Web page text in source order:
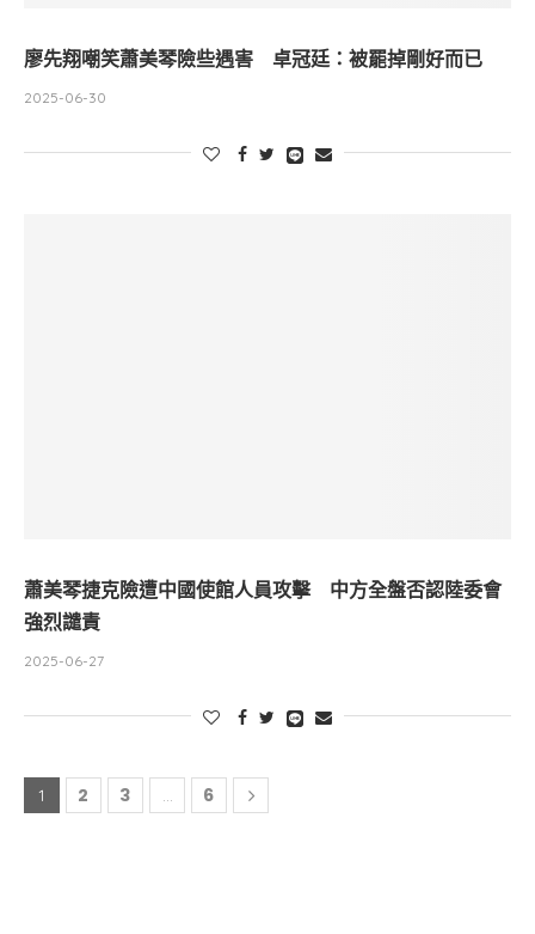
廖先翔嘲笑蕭美琴險些遇害 卓冠廷：被罷掉剛好而已
2025-06-30
蕭美琴捷克險遭中國使館人員攻擊 中方全盤否認陸委會
強烈譴責
2025-06-27
1 2 3 ... 6